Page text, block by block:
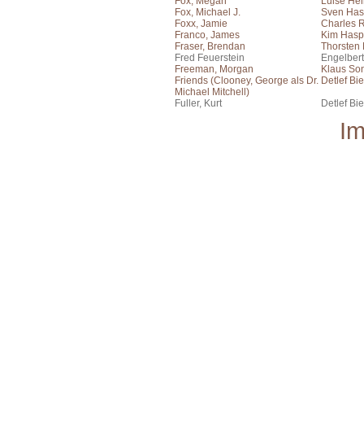
Fox, Michael J.
Sven
Foxx, Jamie
Charles
Franco, James
Kim
Fraser, Brendan
Thorsten
Fred Feuerstein
Freeman, Morgan
Klaus
Friends (Clooney, George als Dr.
Michael Mitchell)
Detlef
Fuller, Kurt
Detlef